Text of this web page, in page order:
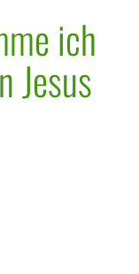
ich
Jesus